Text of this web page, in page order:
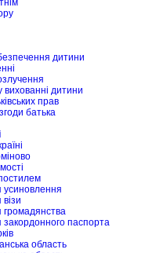
дитини
вихованні дитини
прав
батька
усиновлення
громадянства
закордонного паспорта
область